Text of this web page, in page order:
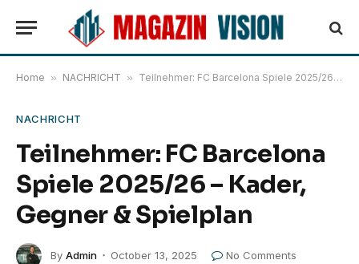
Home » NACHRICHT » Teilnehmer: FC Barcelona Spiele 2025/26 – Kader, Gegner & Spielplan
NACHRICHT
Teilnehmer: FC Barcelona
Spiele 2025/26 – Kader,
Gegner & Spielplan
By Admin October 13, 2025
No Comments